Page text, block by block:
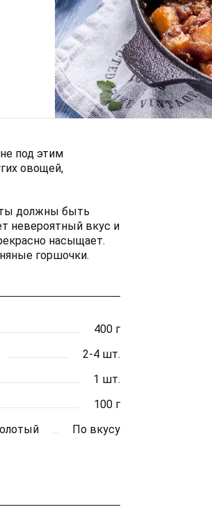
под этим
овощей,
должны быть
невероятный вкус и
насыщает.
горшочки.
400 г
2-4 шт.
1 шт.
100 г
По вкусу